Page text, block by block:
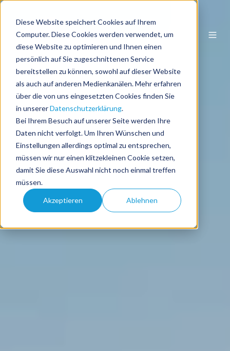
Diese Website speichert Cookies auf Ihrem
Computer. Diese Cookies werden verwendet, um
diese Website zu optimieren und Ihnen einen
persönlich auf Sie zugeschnittenen Service
bereitstellen zu können, sowohl auf dieser Website
als auch auf anderen Medienkanälen. Mehr erfahren
über die von uns eingesetzten Cookies finden Sie
in unsererDatenschutzerklärung.
Bei Ihrem Besuch auf unserer Seite werden Ihre
Daten nicht verfolgt. Um Ihren Wünschen und
Einstellungen allerdings optimal zu entsprechen,
müssen wir nur einen klitzekleinen Cookie setzen,
damit Sie diese Auswahl nicht noch einmal treffen
müssen.
Akzeptieren Ablehnen
DE